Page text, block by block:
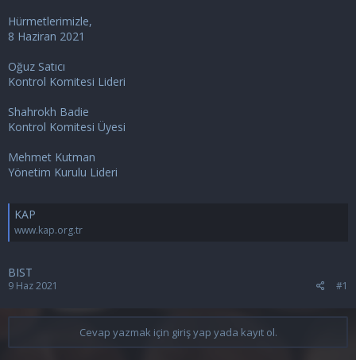
Hürmetlerimizle,
8 Haziran 2021
Oğuz Satıcı
Kontrol Komitesi Lideri
Shahrokh Badie
Kontrol Komitesi Üyesi
Mehmet Kutman
Yönetim Kurulu Lideri
KAP
www.kap.org.tr
BIST
9 Haz 2021 #1
Cevap yazmak için giriş yap yada kayıt ol.